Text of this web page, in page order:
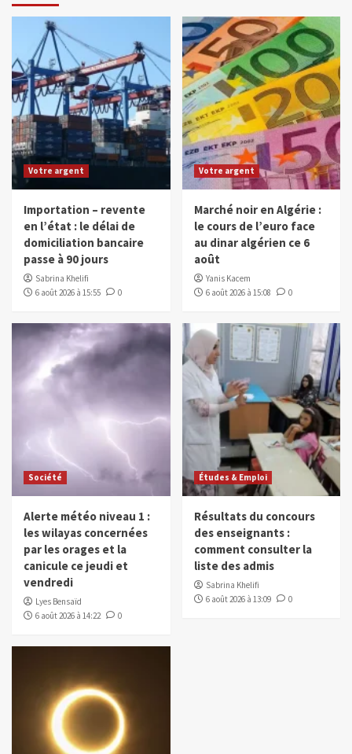
Votre argent
Importation – revente
en l’état : le délai de
domiciliation bancaire
passe à 90 jours
Sabrina Khelifi
6 août 2026 à 15:55
0
Votre argent
Marché noir en Algérie :
le cours de l’euro face
au dinar algérien ce 6
août
Yanis Kacem
6 août 2026 à 15:08
0
Société
Alerte météo niveau 1 :
les wilayas concernées
par les orages et la
canicule ce jeudi et
vendredi
Lyes Bensaïd
6 août 2026 à 14:22
0
Études & Emploi
Résultats du concours
des enseignants :
comment consulter la
liste des admis
Sabrina Khelifi
6 août 2026 à 13:09
0